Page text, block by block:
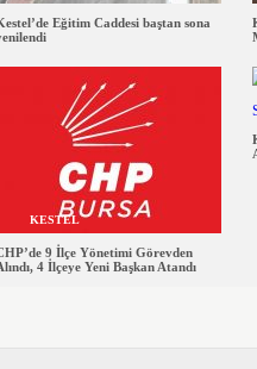
Eğitim Caddesi baştan sona
KESTEL
9 İlçe Yönetimi Görevden
4 İlçeye Yeni Başkan Atandı